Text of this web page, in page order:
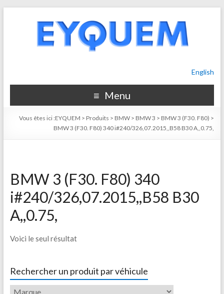
English
Menu
Vous êtes ici :EYQUEM > Produits > BMW > BMW 3 > BMW 3 (F30. F80) >
BMW 3 (F30. F80) 340 i#240/326,07.2015,,B58 B30 A,,0.75,
BMW 3 (F30. F80) 340
i#240/326,07.2015,,B58 B30
A,,0.75,
Voici le seul résultat
Rechercher un produit par véhicule